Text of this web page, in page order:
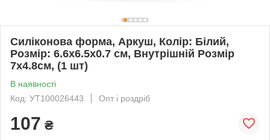
Силіконова форма, Аркуш, Колір: Білий,
Розмір: 6.6х6.5х0.7 см, Внутрішній Розмір
7х4.8см, (1 шт)
В наявності
Код: УТ100026443
Опт і роздріб
107 ₴